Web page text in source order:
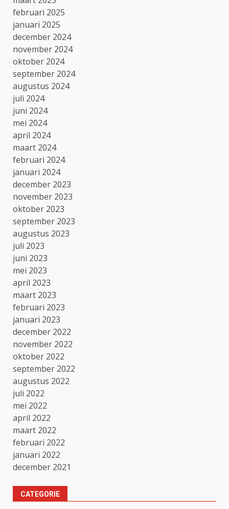
februari 2025
januari 2025
december 2024
november 2024
oktober 2024
september 2024
augustus 2024
juli 2024
juni 2024
mei 2024
april 2024
maart 2024
februari 2024
januari 2024
december 2023
november 2023
oktober 2023
september 2023
augustus 2023
juli 2023
juni 2023
mei 2023
april 2023
maart 2023
februari 2023
januari 2023
december 2022
november 2022
oktober 2022
september 2022
augustus 2022
juli 2022
mei 2022
april 2022
maart 2022
februari 2022
januari 2022
december 2021
CATEGORIE